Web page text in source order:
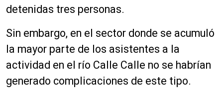
detenidas tres personas.
Sin embargo, en el sector donde se acumuló
la mayor parte de los asistentes a la
actividad en el río Calle Calle no se habrían
generado complicaciones de este tipo.